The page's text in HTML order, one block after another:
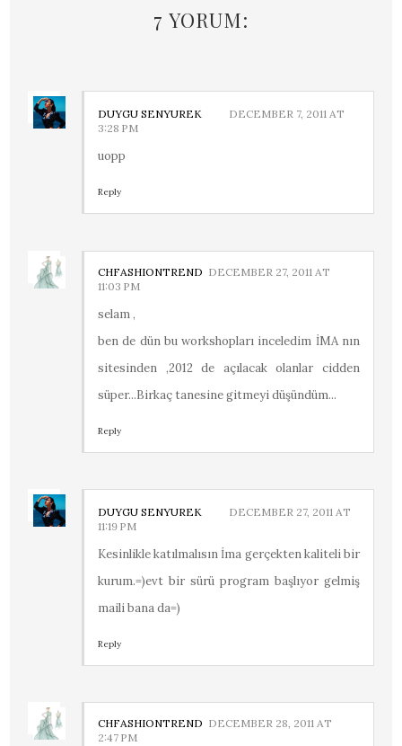
7 YORUM:
DUYGU SENYUREK
DECEMBER 7, 2011 AT
3:28 PM
uopp
Reply
CHFASHIONTREND DECEMBER 27, 2011 AT
11:03 PM
selam ,
ben de dün bu workshopları inceledim İMA nın
sitesinden ,2012 de açılacak olanlar cidden
süper...Birkaç tanesine gitmeyi düşündüm...
Reply
DUYGU SENYUREK
DECEMBER 27, 2011 AT
11:19 PM
Kesinlikle katılmalısın İma gerçekten kaliteli bir
kurum.=)evt bir sürü program başlıyor gelmiş
maili bana da=)
Reply
CHFASHIONTREND DECEMBER 28, 2011 AT
2:47 PM